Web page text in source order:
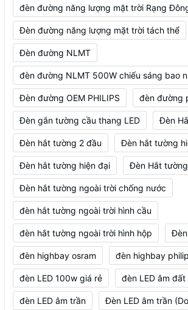
đèn đường năng lượng mặt trời Rạng
Đèn đường năng lượng mặt trời tách thể
Đèn đường NLMT
đèn đường NLMT 500W chiếu sáng bao
Đèn đường OEM PHILIPS đèn đường
Đèn gắn tường cầu thang LED Đèn
Đèn hắt tường 2 đầu Đèn hắt tường
Đèn hắt tường hiện đại Đèn Hắt
Đèn hắt tường ngoài trời chống nước
đèn hắt tường ngoài trời hình cầu
đèn hắt tường ngoài trời hình hộp
đèn highbay osram đèn highbay
đèn LED 100w giá rẻ đèn LED âm đất
đèn LED âm trần Đèn LED âm trần